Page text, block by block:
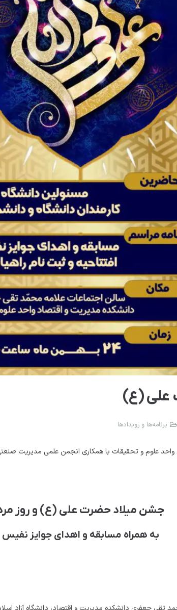
علی (ع)
برنامه‌ها و رویدادها
واحد علوم و تحقیقات با همکاری انجمن علمی مدیریت
جشن میلاد حضرت علی (ع) و روز
به همراه مسابقه و اهدای جوایز نفیس